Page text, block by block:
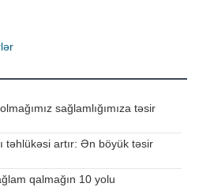
sağlamlığımıza təsir
təhlükəsi artır: Ən böyük təsir
qalmağın 10 yolu